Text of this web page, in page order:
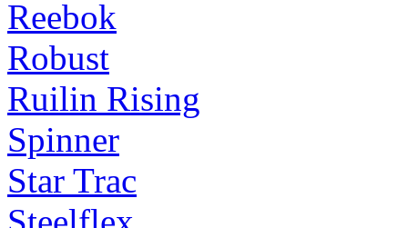
Reebok
Robust
Ruilin Rising
Spinner
Star Trac